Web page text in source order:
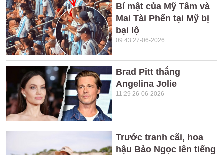
Bí mật của Mỹ Tâm và
Mai Tài Phến tại Mỹ bị
bại lộ
09:43 27-06-2026
Brad Pitt thắng
Angelina Jolie
11:29 26-06-2026
Trước tranh cãi, hoa
hậu Bảo Ngọc lên tiếng